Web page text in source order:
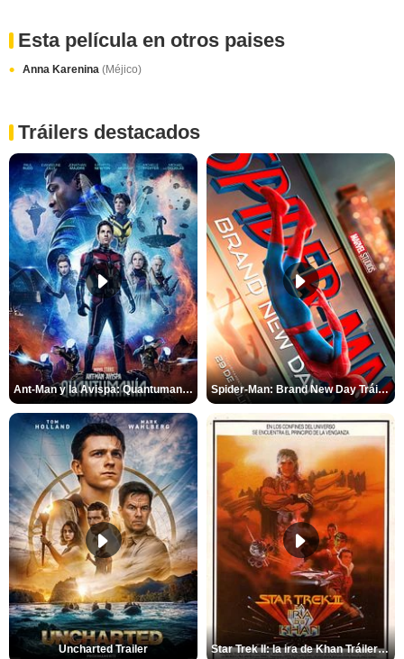
Esta película en otros paises
Anna Karenina (Méjico)
Tráilers destacados
Ant-Man y la Avispa: Quantumanía Tráiler (2) Spider-Man: Brand New Day Tráiler (3)
Uncharted Trailer Star Trek II: la ira de Khan Tráiler VO